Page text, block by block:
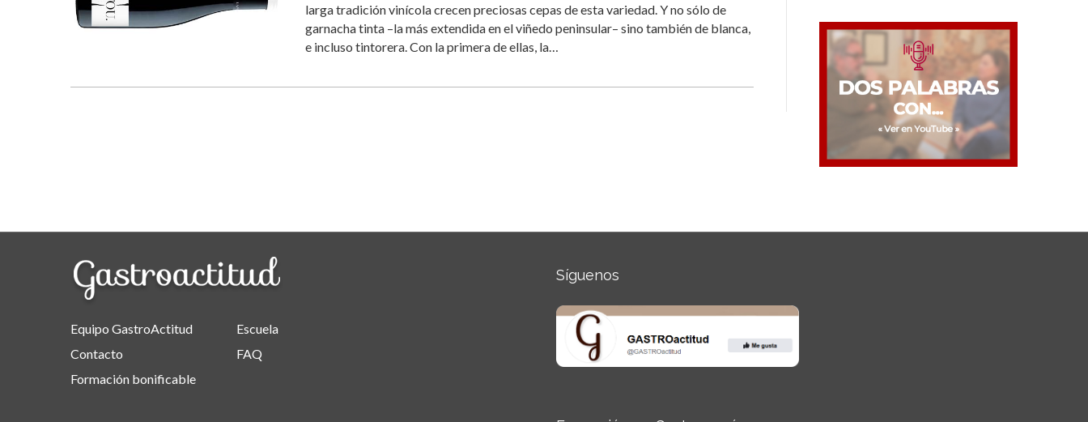
larga tradición vinícola crecen preciosas cepas de esta variedad. Y no sólo de
garnacha tinta –la más extendida en el viñedo peninsular– sino también de blanca,
e incluso tintorera. Con la primera de ellas, la…
Equipo GastroActitud
Contacto
Formación bonificable
Escuela
FAQ
Síguenos